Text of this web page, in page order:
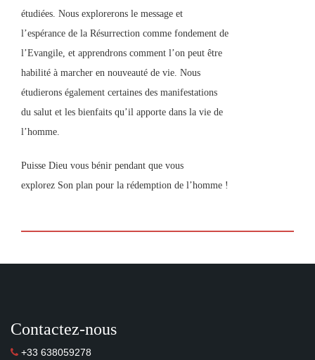
étudiées. Nous explorerons le message et
l’espérance de la Résurrection comme fondement de
l’Evangile, et apprendrons comment l’on peut être
habilité à marcher en nouveauté de vie. Nous
étudierons également certaines des manifestations
du salut et les bienfaits qu’il apporte dans la vie de
l’homme.
Puisse Dieu vous bénir pendant que vous
explorez Son plan pour la rédemption de l’homme !
Contactez-nous
+33 638059278